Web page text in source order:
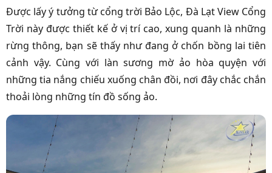
Được lấy ý tưởng từ cổng trời Bảo Lộc, Đà Lạt View Cổng
Trời này được thiết kế ở vị trí cao,xung quanh là những
rừng thông, bạn sẽ thấy như đang ở chốn bồng lai tiên
cảnh vậy. Cùng với làn sương mờ ảo hòa quyện với
những tia nắng chiếu xuống chân đồi, nơi đây chắc chắn
thoải lòng những tín đồ sống ảo.